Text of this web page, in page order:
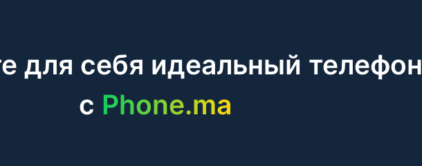
для себя идеальный телефон
c Phone.ma